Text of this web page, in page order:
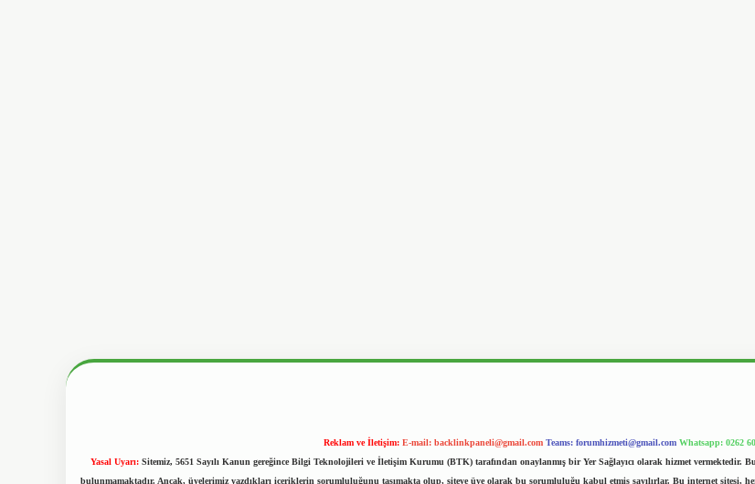
Reklam ve İletişim: E-mail: backlinkpaneli@gmail.com Teams: forumhizmeti@gmail.com Whatsapp: 0262
Yasal Uyarı: Sitemiz, 5651 Sayılı Kanun gereğince Bilgi Teknolojileri ve İletişim Kurumu (BTK) tarafından onaylanmış bir Yer Sağlayıcı olarak hizmet
bulunmamaktadır. Ancak, üyelerimiz yazdıkları içeriklerin sorumluluğunu taşımakta olup, siteye üye olarak bu sorumluluğu kabul etmiş sayılırlar. Bu internet sitesi,